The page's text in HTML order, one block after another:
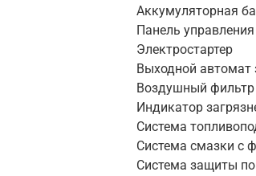
Аккумуляторная
Панель
Электростартер
Выходной
Воздушный
Индикатор
Система
Система смазки с
Система защиты